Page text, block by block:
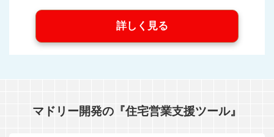
詳しく見る
マドリー開発の『住宅営業支援ツール』